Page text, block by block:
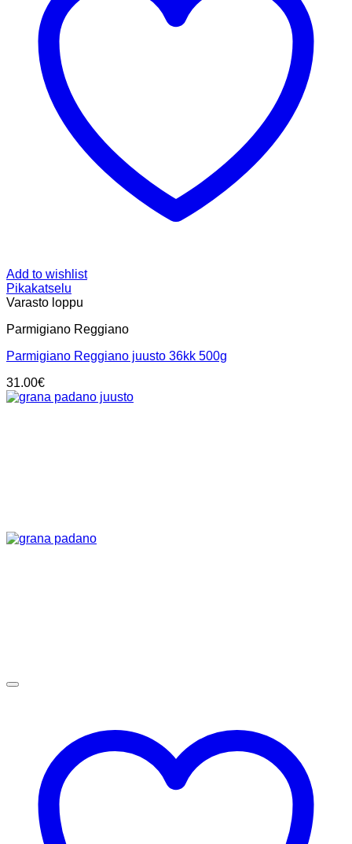
Add to wishlist
Pikakatselu
Varasto loppu
Parmigiano Reggiano
Parmigiano Reggiano juusto 36kk 500g
31.00€